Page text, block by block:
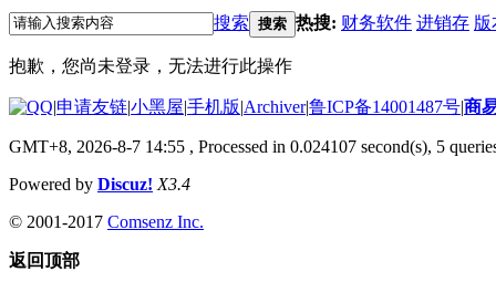
搜索 搜索 热搜: 财务软件 进销存 版
抱歉，您尚未登录，无法进行此操作
|申请友链|小黑屋|手机版|Archiver|鲁ICP备14001487号|商
GMT+8, 2026-8-7 14:55 , Processed in 0.024107 second(s), 5
Powered by Discuz! X3.4
© 2001-2017 Comsenz Inc.
返回顶部